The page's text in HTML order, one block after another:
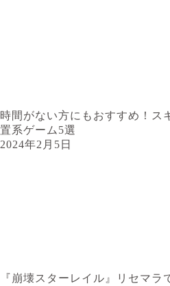
時間がない方にもおすすめ！ス
置系ゲーム5選
2024年2月5日
『崩壊スターレイル』リセマラ